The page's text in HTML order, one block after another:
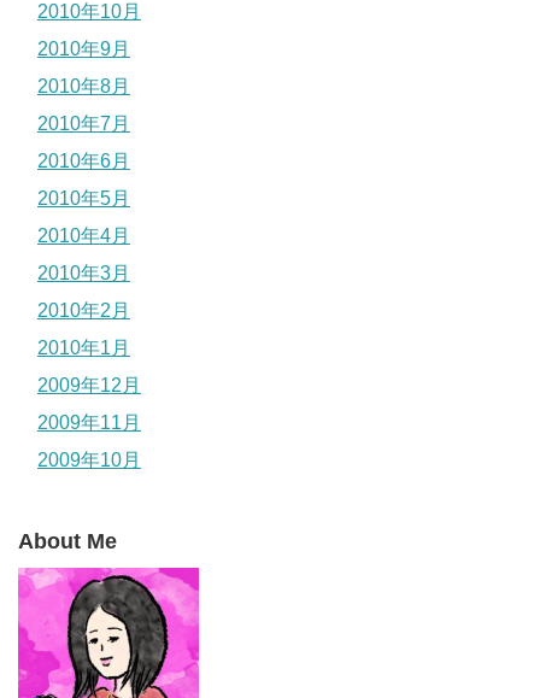
2010年10月
2010年9月
2010年8月
2010年7月
2010年6月
2010年5月
2010年4月
2010年3月
2010年2月
2010年1月
2009年12月
2009年11月
2009年10月
About Me